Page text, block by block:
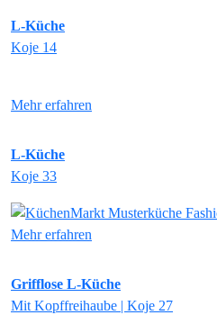
L-Küche
Koje 14
Mehr erfahren
L-Küche
Koje 33
Mehr erfahren
Grifflose L-Küche
Mit Kopffreihaube | Koje 27